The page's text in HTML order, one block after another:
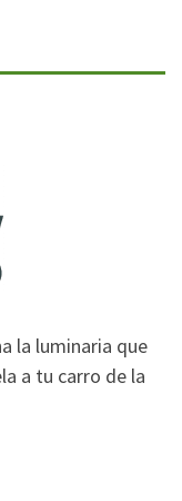
la luminaria que
a tu carro de la